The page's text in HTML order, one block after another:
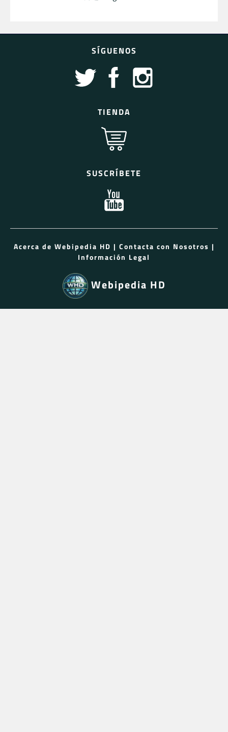
SÍGUENOS
TIENDA
SUSCRÍBETE
Acerca de Webipedia HD | Contacta con Nosotros |
Información Legal
Webipedia HD